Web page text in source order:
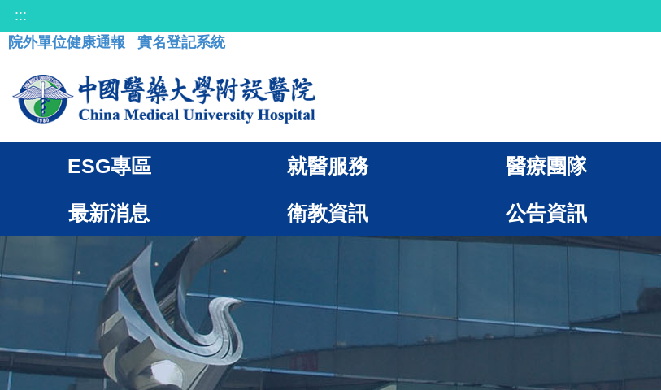
:::
院外單位健康通報
實名登記系統
ESG專區 就醫服務 醫療團隊
最新消息 衛教資訊 公告資訊